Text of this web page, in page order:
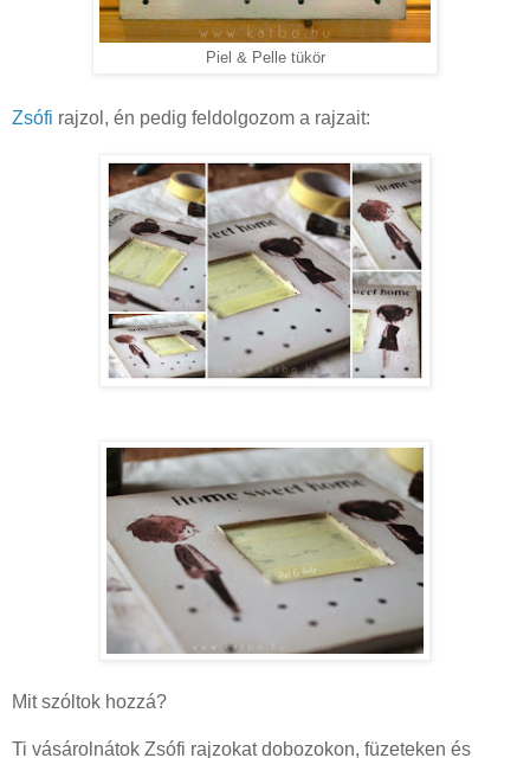
Piel & Pelle tükör
Zsófi rajzol, én pedig feldolgozom a rajzait:
Mit szóltok hozzá?
Ti vásárolnátok Zsófi rajzokat dobozokon, füzeteken és